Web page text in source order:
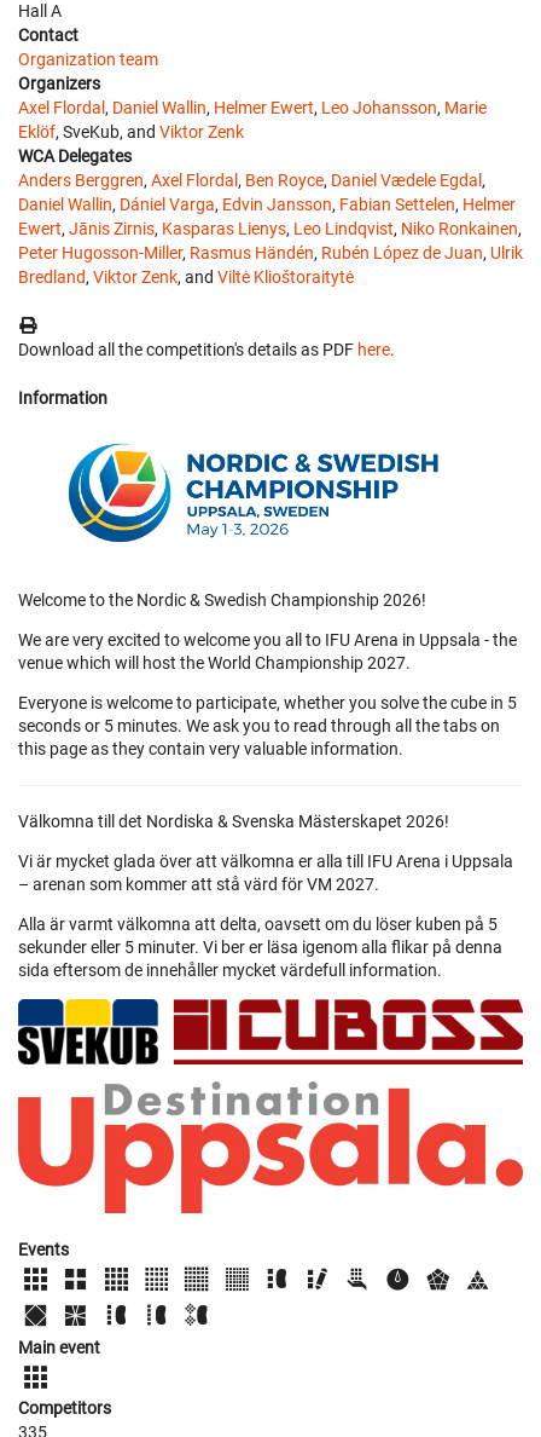
Hall A
Contact
Organization team
Organizers
Axel Flordal , Daniel Wallin, Helmer Ewert, Leo Johansson, Marie
Eklöf, SveKub, and Viktor Zenk
WCA Delegates
Anders Berggren, Axel Flordal , Ben Royce, Daniel Vædele Egdal ,
Daniel Wallin, Dániel Varga, Edvin Jansson, Fabian Settelen, Helmer
Ewert, Jānis Zirnis, Kasparas Lienys, Leo Lindqvist, Niko Ronkainen,
Peter Hugosson-Miller, Rasmus Händén, Rubén López de Juan, Ulrik
Bredland, Viktor Zenk, and Viltė Klioštoraitytė
Download all the competition's details as PDF here.
Information
Welcome to the Nordic & Swedish Championship 2026!
We are very excited to welcome you all to IFU Arena in Uppsala - the
venue which will host the World Championship 2027.
Everyone is welcome to participate, whether you solve the cube in 5
seconds or 5 minutes. We ask you to read through all the tabs on
this page as they contain very valuable information.
Välkomna till det Nordiska & Svenska Mästerskapet 2026!
Vi är mycket glada över att välkomna er alla till IFU Arena i Uppsala
– arenan som kommer att stå värd för VM 2027.
Alla är varmt välkomna att delta, oavsett om du löser kuben på 5
sekunder eller 5 minuter. Vi ber er läsa igenom alla flikar på denna
sida eftersom de innehåller mycket värdefull information.
Events
Main event
Competitors
335